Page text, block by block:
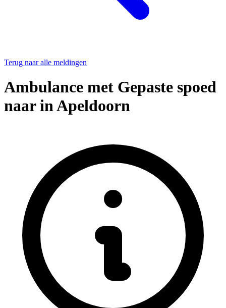
Terug naar alle meldingen
Ambulance met Gepaste spoed
naar in Apeldoorn